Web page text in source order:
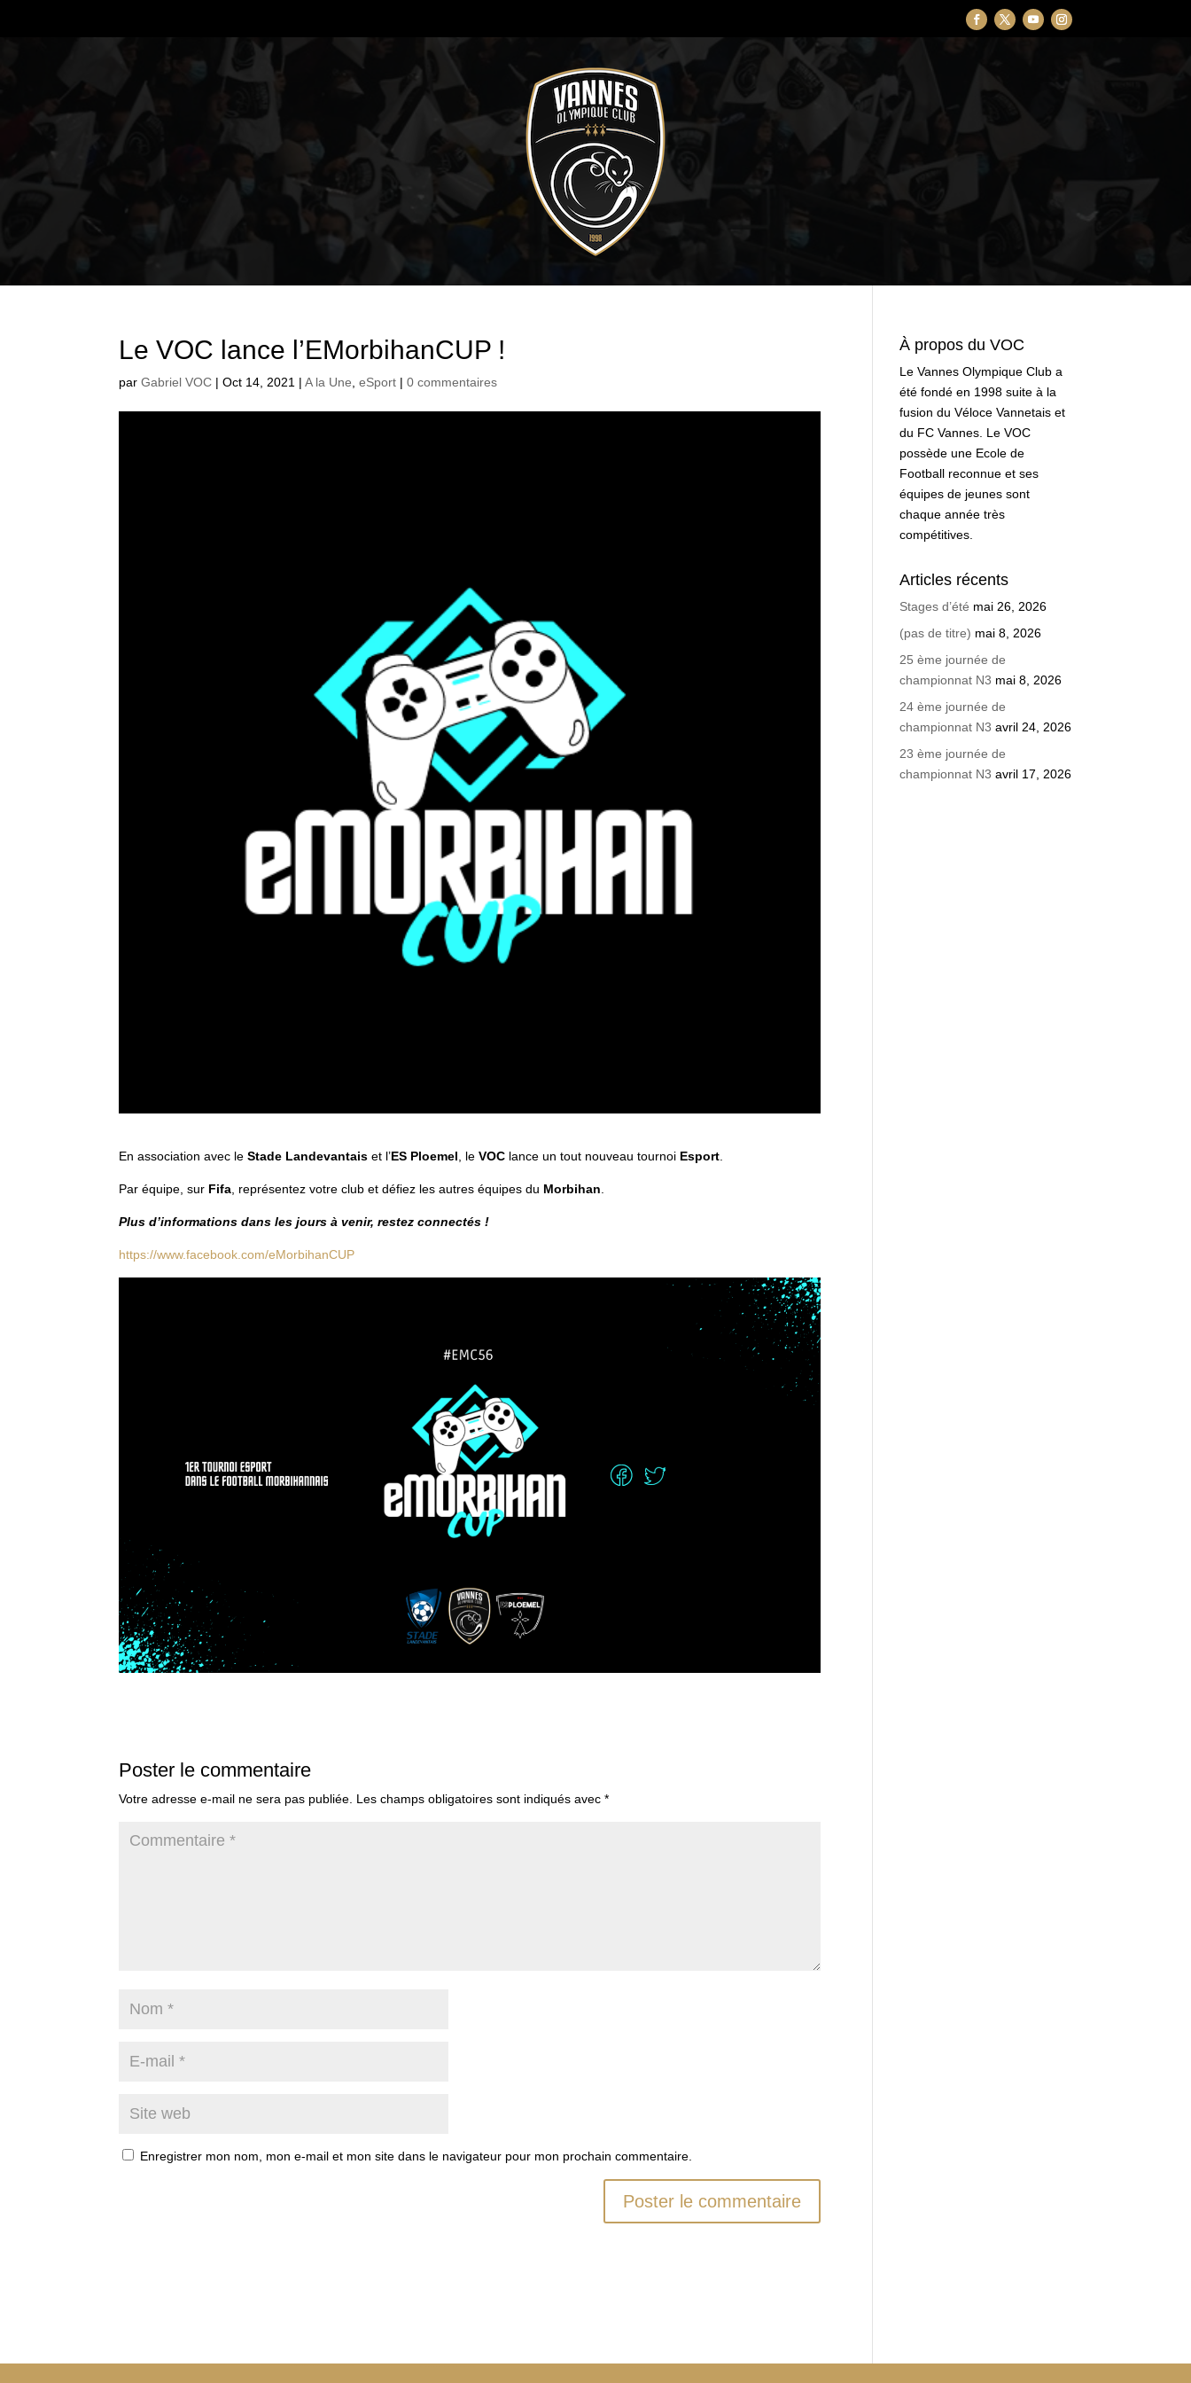
Le VOC lance l’EMorbihanCUP !
parGabriel VOC |Oct 14, 2021 |A la Une,eSport |0 commentaires
En association avec leStade Landevantais et l’ES Ploemel , leVOC lance un tout nouveau tournoi Esport
Par équipe, sur Fifa , représentez votre club et défiez les autres équipes du Morbihan
Plus d’informations dans les jours à venir, restez connectés !
https://www.facebook.com/eMorbihanCUP
Poster le commentaire
Votre adresse e-mail ne sera pas publiée. Les champs obligatoires sont indiqués avec*
Enregistrer mon nom, mon e-mail et mon site dans le navigateur pour mon prochain commentaire.
À propos du VOC
Le Vannes Olympique Club a
été fondé en 1998 suite à la
fusion du Véloce Vannetais et
du FC Vannes. Le VOC
possède une Ecole de
Football reconnue et ses
équipes de jeunes sont
chaque année très
compétitives.
Articles récents
Stages d’été mai 26, 2026
(pas de titre) mai 8, 2026
25 ème journée de
championnat N3 mai 8, 2026
24 ème journée de
championnat N3 avril 24, 2026
23 ème journée de
championnat N3 avril 17, 2026